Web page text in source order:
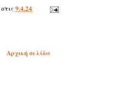
στις 9.4.24
Αρχική σελίδα